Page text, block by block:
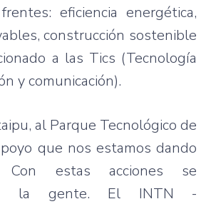
eficiencia energética,
construcción sostenible
a las Tics (Tecnología
y comunicación).
al Parque Tecnológico de
que nos estamos dando
Con estas acciones se
a la gente. El INTN -